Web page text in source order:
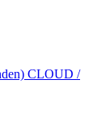
CLOUD /